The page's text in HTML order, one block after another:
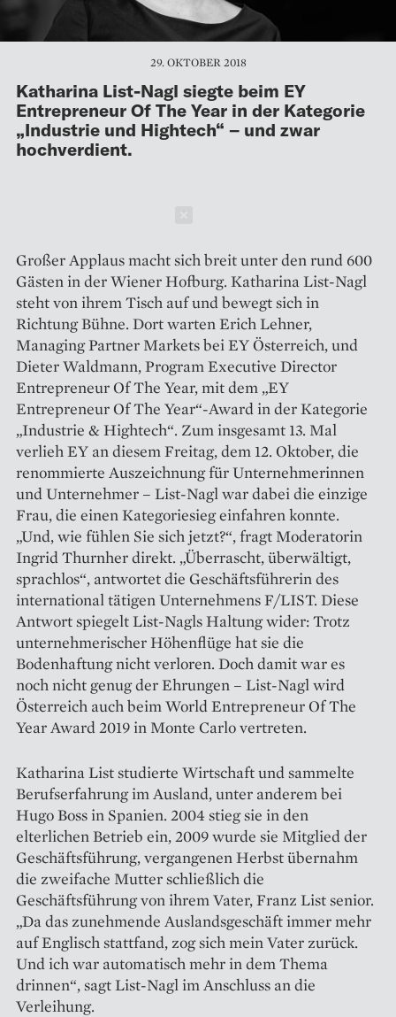
29. OKTOBER 2018
Katharina List-Nagl siegte beim EY
Entrepreneur Of The Year in der Kategorie
„Industrie und Hightech“ – und zwar
hochverdient.
Großer Applaus macht sich breit unter den rund 600
Gästen in der Wiener Hofburg. Katharina List-Nagl
steht von ihrem Tisch auf und bewegt sich in
Richtung Bühne. Dort warten Erich Lehner,
Managing Partner Markets bei EY Österreich, und
Dieter Waldmann, Program Executive Director
Entrepreneur Of The Year, mit dem „EY
Entrepreneur Of The Year“-Award in der Kategorie
„Industrie & Hightech“. Zum insgesamt 13. Mal
verlieh EY an diesem Freitag, dem 12. Oktober, die
renommierte Auszeichnung für Unternehmerinnen
und Unternehmer – List-Nagl war dabei die einzige
Frau, die einen Kategoriesieg einfahren konnte.
„Und, wie fühlen Sie sich jetzt?“, fragt Moderatorin
Ingrid Thurnher direkt. „Überrascht, überwältigt,
sprachlos“, antwortet die Geschäftsführerin des
international tätigen Unternehmens F/LIST. Diese
Antwort spiegelt List-Nagls Haltung wider: Trotz
unternehmerischer Höhenflüge hat sie die
Bodenhaftung nicht verloren. Doch damit war es
noch nicht genug der Ehrungen – List-Nagl wird
Österreich auch beim World Entrepreneur Of The
Year Award 2019 in Monte Carlo vertreten.
Katharina List studierte Wirtschaft und sammelte
Berufserfahrung im Ausland, unter anderem bei
Hugo Boss in Spanien. 2004 stieg sie in den
elterlichen Betrieb ein, 2009 wurde sie Mitglied der
Geschäftsführung, vergangenen Herbst übernahm
die zweifache Mutter schließlich die
Geschäftsführung von ihrem Vater, Franz List senior.
„Da das zunehmende Auslandsgeschäft immer mehr
auf Englisch stattfand, zog sich mein Vater zurück.
Und ich war automatisch mehr in dem Thema
drinnen“, sagt List-Nagl im Anschluss an die
Verleihung.